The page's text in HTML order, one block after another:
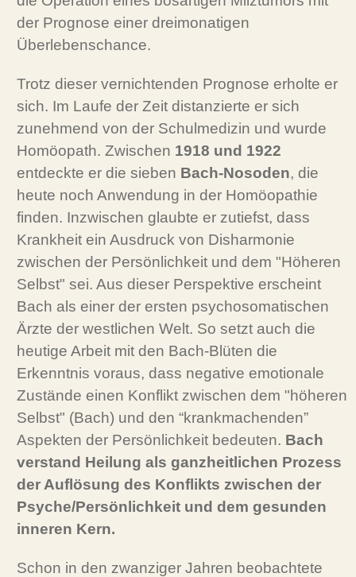
der Prognose einer dreimonatigen
Überlebenschance.
Trotz dieser vernichtenden Prognose erholte er
sich. Im Laufe der Zeit distanzierte er sich
zunehmend von der Schulmedizin und wurde
Homöopath. Zwischen 1918 und 1922
entdeckte er die sieben Bach-Nosoden, die
heute noch Anwendung in der Homöopathie
finden. Inzwischen glaubte er zutiefst, dass
Krankheit ein Ausdruck von Disharmonie
zwischen der Persönlichkeit und dem "Höheren
Selbst" sei. Aus dieser Perspektive erscheint
Bach als einer der ersten psychosomatischen
Ärzte der westlichen Welt. So setzt auch die
heutige Arbeit mit den Bach-Blüten die
Erkenntnis voraus, dass negative emotionale
Zustände einen Konflikt zwischen dem "höheren
Selbst" (Bach) und den “krankmachenden”
Aspekten der Persönlichkeit bedeuten. Bach
verstand Heilung als ganzheitlichen Prozess
der Auflösung des Konflikts zwischen der
Psyche/Persönlichkeit und dem gesunden
inneren Kern.
Schon in den zwanziger Jahren beobachtete